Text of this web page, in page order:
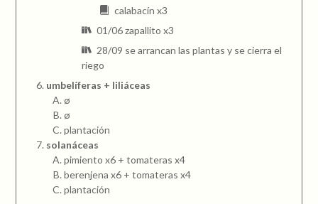
calabacín x3
01/06 zapallito x3
28/09 se arrancan las plantas y se cierra el
riego
umbelíferas + liliáceas
ø
ø
plantación
solanáceas
pimiento x6 + tomateras x4
berenjena x6 + tomateras x4
plantación